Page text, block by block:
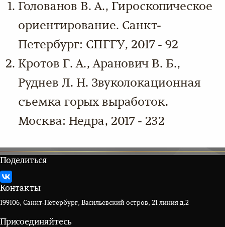
Голованов В. А., Гироскопическое
ориентирование. Санкт-
Петербург: СПГГУ, 2017 - 92
Кротов Г. А., Аранович В. Б.,
Руднев Л. Н. Звуколокационная
съемка горых выработок.
Москва: Недра, 2017 - 232
Поделиться
Контакты
199106, Санкт-Петербург, Васильевский остров, 21 линия д.2
Присоединяйтесь